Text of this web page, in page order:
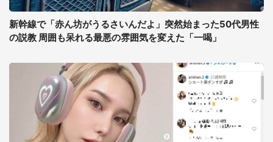
新幹線で「赤ん坊がうるさいんだよ」突然始まった50代男性
の説教 周囲も呆れる最悪の雰囲気を変えた「一喝」